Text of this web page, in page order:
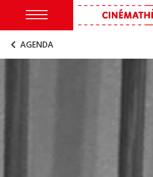
AGENDA